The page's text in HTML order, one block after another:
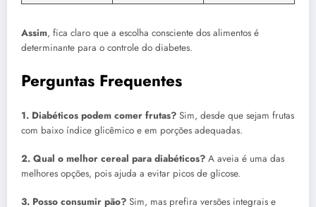
Assim, fica claro que a escolha consciente dos alimentos é
determinante para o controle do diabetes.
Perguntas Frequentes
1. Diabéticos podem comer frutas? Sim, desde que sejam frutas
com baixo índice glicêmico e em porções adequadas.
2. Qual o melhor cereal para diabéticos? A aveia é uma das
melhores opções, pois ajuda a evitar picos de glicose.
3. Posso consumir pão? Sim, mas prefira versões integrais e